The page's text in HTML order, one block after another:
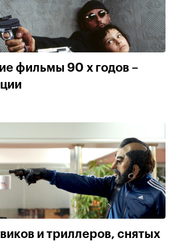
фильмы 90 х годов –
и триллеров, снятых